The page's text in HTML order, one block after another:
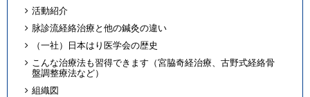
活動紹介
脉診流経絡治療と他の鍼灸の違い
（一社）日本はり医学会の歴史
こんな治療法も習得できます（宮脇奇経治療、古野式経絡骨
盤調整療法など）
組織図